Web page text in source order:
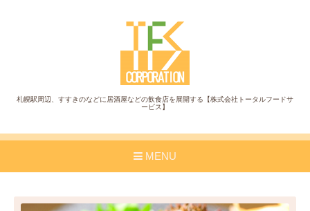
札幌駅周辺、すすきのなどに居酒屋などの飲食店を展開する【株式会社トータルフードサ
ービス】
MENU